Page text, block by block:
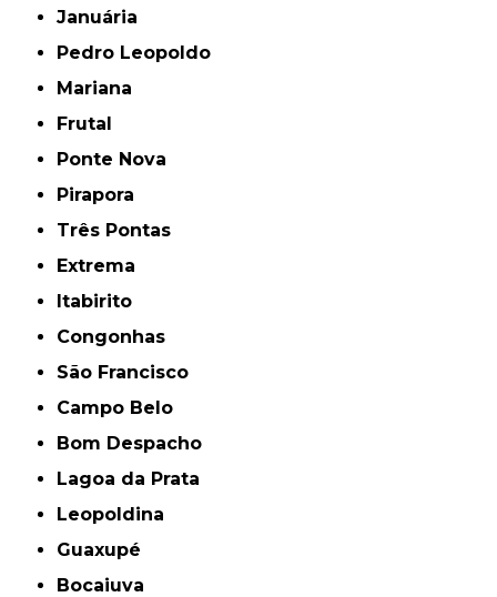
Januária
Pedro Leopoldo
Mariana
Frutal
Ponte Nova
Pirapora
Três Pontas
Extrema
Itabirito
Congonhas
São Francisco
Campo Belo
Bom Despacho
Lagoa da Prata
Leopoldina
Guaxupé
Bocaiuva